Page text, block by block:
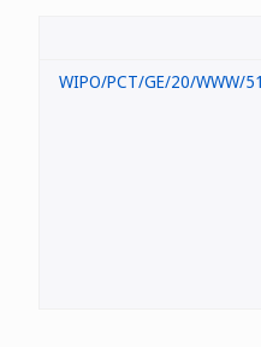
WIPO/PCT/GE/20/WWW/